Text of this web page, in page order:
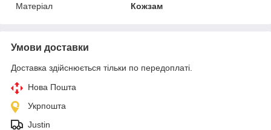
Матеріал
Кожзам
Умови доставки
Доставка здійснюється тільки по передоплаті.
Нова Пошта
Укрпошта
Justin